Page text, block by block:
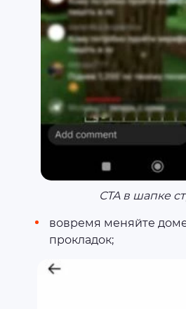
СTA в шапке
вовремя меняйте
прокладок;